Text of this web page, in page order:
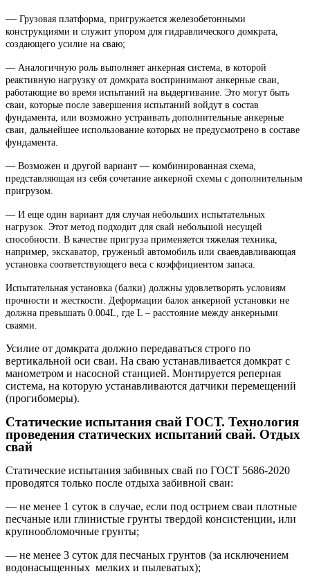
— Грузовая платформа, пригружается железобетонными
конструкциями и служит упором для гидравлического домкрата,
создающего усилие на сваю;
— Аналогичную роль выполняет анкерная система, в которой
реактивную нагрузку от домкрата воспринимают анкерные сваи,
работающие во время испытаний на выдергивание. Это могут быть
сваи, которые после завершения испытаний войдут в состав
фундамента, или возможно устраивать дополнительные анкерные
сваи, дальнейшее использование которых не предусмотрено в составе
фундамента.
— Возможен и другой вариант — комбинированная схема,
представляющая из себя сочетание анкерной схемы с дополнительным
пригрузом.
— И еще один вариант для случая небольших испытательных
нагрузок. Этот метод подходит для свай небольшой несущей
способности. В качестве пригруза применяется тяжелая техника,
например, экскаватор, груженый автомобиль или сваевдавливающая
установка соответствующего веса с коэффициентом запаса.
Испытательная установка (балки) должны удовлетворять условиям
прочности и жесткости. Деформации балок анкерной установки не
должна превышать 0.004L, где L – расстояние между анкерными
сваями.
Усилие от домкрата должно передаваться строго по
вертикальной оси сваи. На сваю устанавливается домкрат с
манометром и насосной станцией. Монтируется реперная
система, на которую устанавливаются датчики перемещений
(прогибомеры).
Статические испытания свай ГОСТ. Технология
проведения статических испытаний свай. Отдых
свай
Статические испытания забивных свай по ГОСТ 5686-2020
проводятся только после отдыха забивной сваи:
— не менее 1 суток в случае, если под острием сваи плотные
песчаные или глинистые грунты твердой консистенции, или
крупнообломочные грунты;
— не менее 3 суток для песчаных грунтов (за исключением
водонасыщенных мелких и пылеватых);